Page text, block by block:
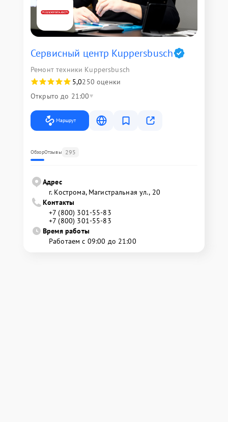
Сервисный центр Kuppersbusch
Ремонт техники Kuppersbusch
5,0250 оценки
Открыто до 21:00
Маршрут
ОбзорОтзывы 295
Адрес
г. Кострома, Магистральная ул., 20
Контакты
+7 (800) 301-55-83
+7 (800) 301-55-83
Время работы
Работаем с 09:00 до 21:00